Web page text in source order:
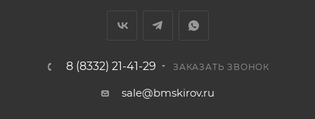
раньше связаться с менеджером, либо с отделом
ВАЖНО: Покупатель обязан обеспечить наличие
8 (8332) 21-41-29 ЗАКАЗАТЬ ЗВОНОК
sale@bmskirov.ru